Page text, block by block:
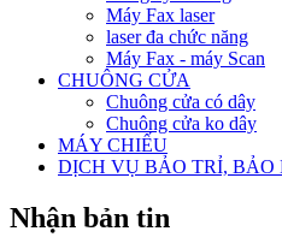
Máy Fax laser
laser đa chức năng
Máy Fax - máy Scan
CHUÔNG CỬA
Chuông cửa có dây
Chuông cửa ko dây
MÁY CHIẾU
DỊCH VỤ BẢO TRỈ, BẢO
Nhận bản tin